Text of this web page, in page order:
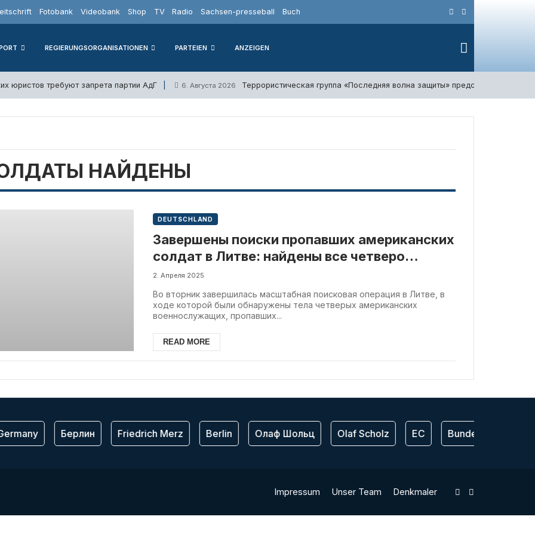
Fotobank Videobank Shop TV Radio Sachsen-presseball Buch
REGIERUNGSORGANISATIONEN PARTEIEN ANZEIGEN
юристов требуют запрета партии АдГ 6. Августа 2026 Террористическая группа «Последняя волна защиты» предстала перед
НАЙДЕНЫ
DEUTSCHLAND
Завершены поиски пропавших американских
солдат в Литве: найдены все четверо
погибших
2. Апреля 2025
Во вторник завершилась масштабная поисковая операция в Литве, в
ходе которой были обнаружены тела четверых американских
военнослужащих, пропавших...
READ MORE
Берлин Friedrich Merz Berlin Олаф Шольц Olaf Scholz ЕС Bundeswehr
Impressum Unser Team Denkmaler